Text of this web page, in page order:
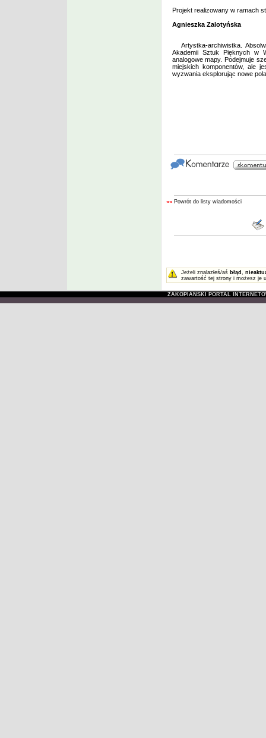
Projekt realizowany w ramach
Agnieszka Zalotyńska
Artystka-archiwistka.
Akademii Sztuk Pięknych w
analogowe mapy. Podejmuje
miejskich komponentów, ale
wyzwania eksplorując nowe
«« Powrót do listy wiadomości
Jeżeli znalazłeś/aś błąd ,
zawartość tej strony i możesz je
ZAKOPIAŃSKI PORTAL